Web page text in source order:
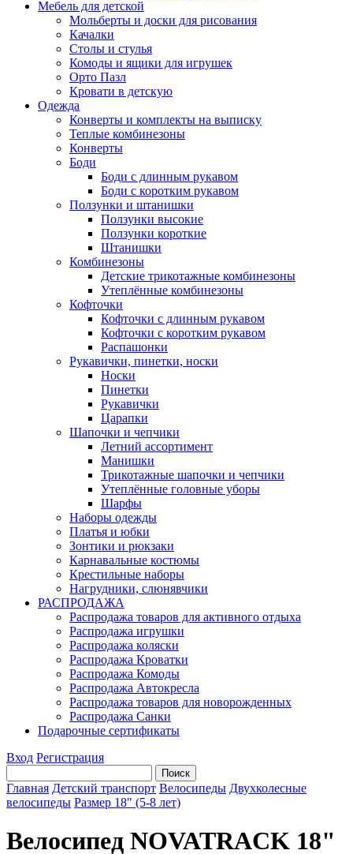
Мебель для детской
Мольберты и доски для рисования
Качалки
Столы и стулья
Комоды и ящики для игрушек
Орто Пазл
Кровати в детскую
Одежда
Конверты и комплекты на выписку
Теплые комбинезоны
Конверты
Боди
Боди с длинным рукавом
Боди с коротким рукавом
Ползунки и штанишки
Ползунки высокие
Ползунки короткие
Штанишки
Комбинезоны
Детские трикотажные комбинезоны
Утеплённые комбинезоны
Кофточки
Кофточки с длинным рукавом
Кофточки с коротким рукавом
Распашонки
Рукавички, пинетки, носки
Носки
Пинетки
Рукавички
Царапки
Шапочки и чепчики
Летний ассортимент
Манишки
Трикотажные шапочки и чепчики
Утеплённые головные уборы
Шарфы
Наборы одежды
Платья и юбки
Зонтики и рюкзаки
Карнавальные костюмы
Крестильные наборы
Нагрудники, слюнявчики
РАСПРОДАЖА
Распродажа товаров для активного отдыха
Распродажа игрушки
Распродажа коляски
Распродажа Кроватки
Распродажа Комоды
Распродажа Автокресла
Распродажа товаров для новорожденных
Распродажа Санки
Подарочные сертификаты
Вход Регистрация
Главная Детский транспорт Велосипеды Двухколесные
велосипеды Размер 18" (5-8 лет)
Велосипед NOVATRACK 18"